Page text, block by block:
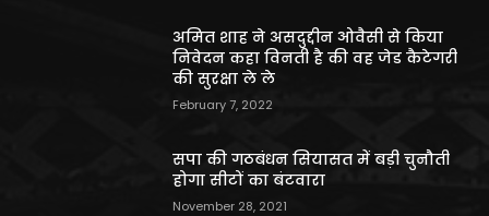
अमित शाह ने असदुद्दीन ओवैसी से किया
निवेदन कहा विनती है की वह जेड कैटेगरी
की सुरक्षा ले ले
February 7, 2022
सपा की गठबंधन सियासत में बड़ी चुनौती
होगा सीटों का बंटवारा
November 28, 2021